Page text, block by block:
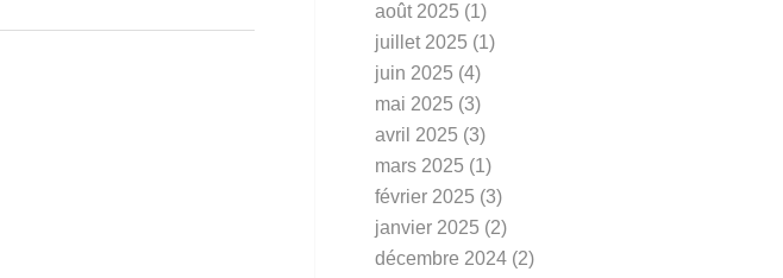
août 2025 (1)
juillet 2025 (1)
juin 2025 (4)
mai 2025 (3)
avril 2025 (3)
mars 2025 (1)
février 2025 (3)
janvier 2025 (2)
décembre 2024 (2)